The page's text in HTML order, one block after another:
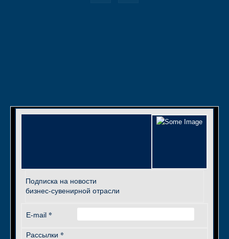
Подписка на новости
бизнес-сувенирной отрасли
E-mail *
Рассылки *